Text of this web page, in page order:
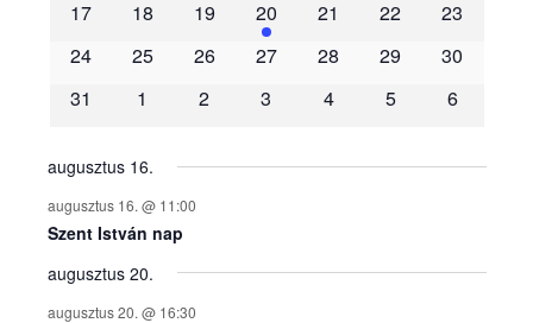
é
n
y
e
k
17
18 19 20 21 22
23
24
25 26 27 28 29
30
31
1 2 3 4 5 6
augusztus 16.
augusztus 16. @ 11:00
Szent István nap
augusztus 20.
augusztus 20. @ 16:30